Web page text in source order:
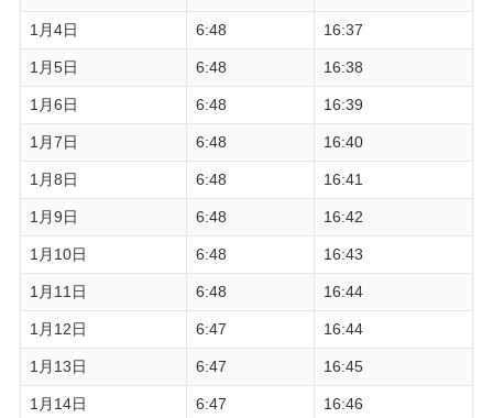
1月4日 6:48 16:37
1月5日 6:48 16:38
1月6日 6:48 16:39
1月7日 6:48 16:40
1月8日 6:48 16:41
1月9日 6:48 16:42
1月10日 6:48 16:43
1月11日 6:48 16:44
1月12日 6:47 16:44
1月13日 6:47 16:45
1月14日 6:47 16:46